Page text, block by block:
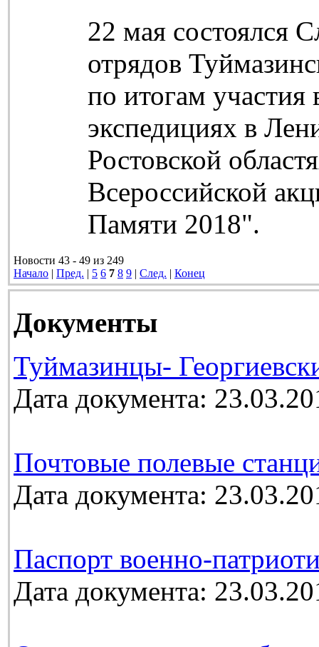
22 мая состоялся
отрядов
по итогам участия
экспедициях в
Ростовской
Всероссийской
Памяти 2018".
Новости 43 - 49 из 249
Начало | Пред. | 5 6 7 8 9 | След. | Конец
Документы
Туймазинцы-
Дата документа:
Почтовые полевые
Дата документа:
Паспорт военно-
Дата документа: